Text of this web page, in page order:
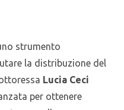
strumento
la distribuzione del
Lucia Ceci
per ottenere